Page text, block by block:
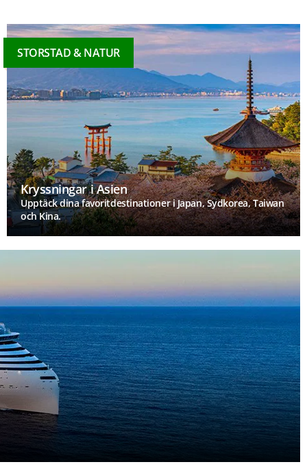
STORSTAD & NATUR
Kryssningar i Asien
Upptäck dina favoritdestinationer i Japan, Sydkorea, Taiwan
och Kina.